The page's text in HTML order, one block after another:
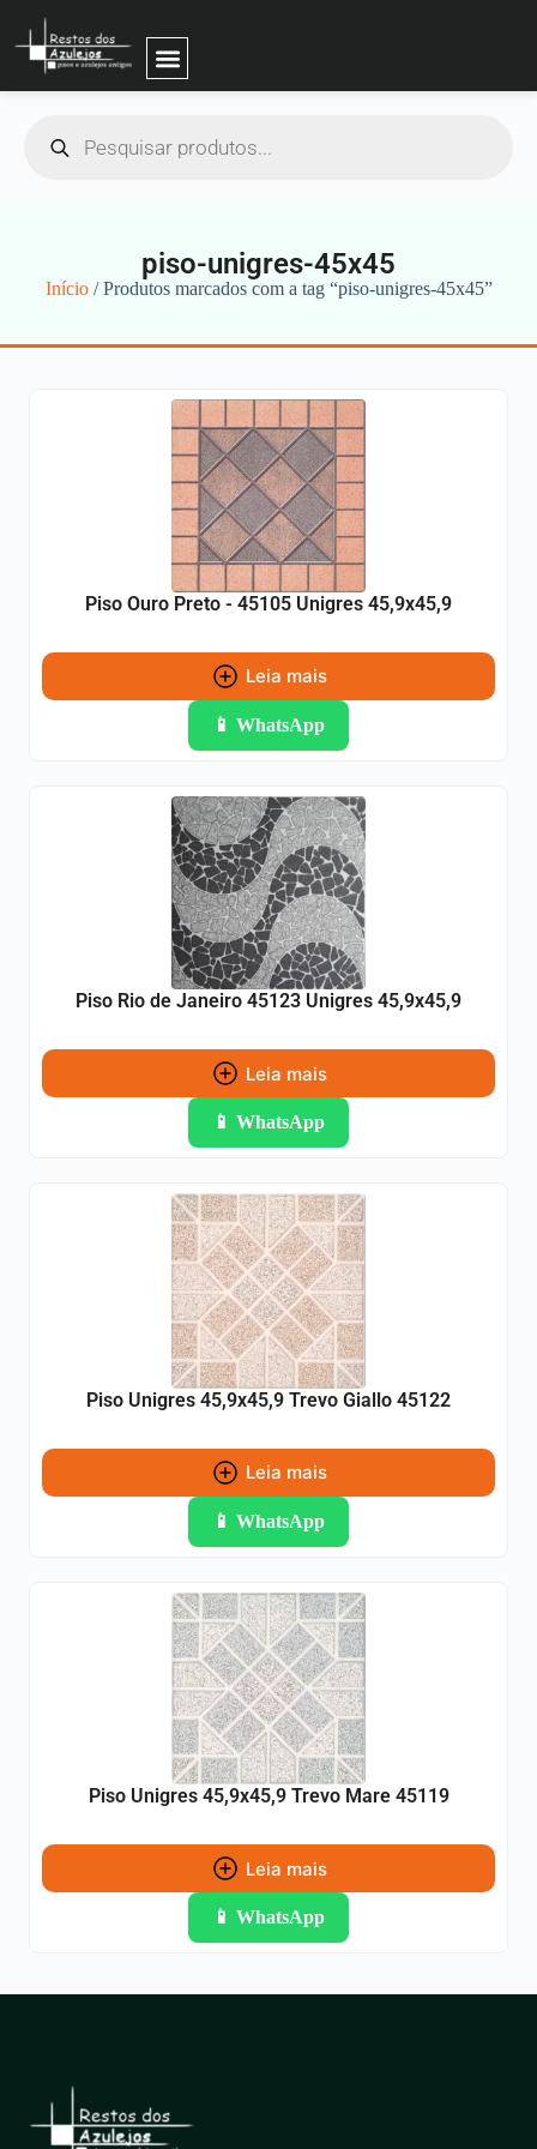
piso-unigres-45x45
Início/ Produtos marcados com a tag “piso-unigres-45x45”
Piso Ouro Preto - 45105 Unigres 45,9x45,9
Leia mais
📱 WhatsApp
Piso Rio de Janeiro 45123 Unigres 45,9x45,9
Leia mais
📱 WhatsApp
Piso Unigres 45,9x45,9 Trevo Giallo 45122
Leia mais
📱 WhatsApp
Piso Unigres 45,9x45,9 Trevo Mare 45119
Leia mais
📱 WhatsApp